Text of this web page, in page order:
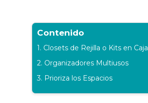
Contenido
1. Closets de Rejilla o Kits en Caja
2. Organizadores Multiusos
3. Prioriza los Espacios